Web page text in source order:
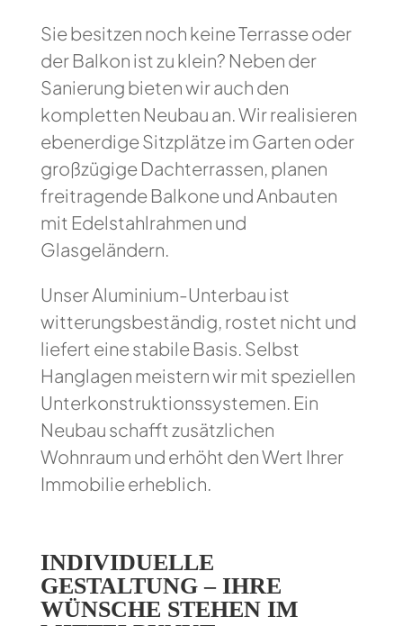
Sie besitzen noch keine Terrasse oder
der Balkon ist zu klein? Neben der
Sanierung bieten wir auch den
kompletten Neubau an. Wir realisieren
ebenerdige Sitzplätze im Garten oder
großzügige Dachterrassen, planen
freitragende Balkone und Anbauten
mit Edelstahlrahmen und
Glasgeländern.
Unser Aluminium-Unterbau ist
witterungsbeständig, rostet nicht und
liefert eine stabile Basis. Selbst
Hanglagen meistern wir mit speziellen
Unterkonstruktionssystemen. Ein
Neubau schafft zusätzlichen
Wohnraum und erhöht den Wert Ihrer
Immobilie erheblich.
INDIVIDUELLE
GESTALTUNG – IHRE
WÜNSCHE STEHEN IM